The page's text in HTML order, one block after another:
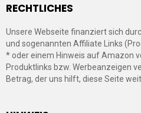
RECHTLICHES
Unsere Webseite finanziert sich
und sogenannten Affiliate Links
* oder einem Hinweis auf Amazon
Produktlinks bzw. Werbeanzeigen
Betrag, der uns hilft, diese Seite